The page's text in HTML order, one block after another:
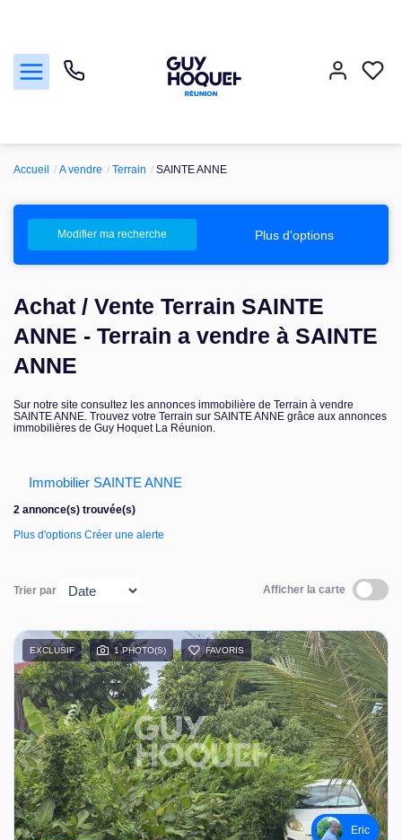
Vendre
Faire gérer
Nos agences
Nous contacter
Accueil A vendre Terrain SAINTE ANNE
Modifier ma recherche Plus d'options
Achat / Vente Terrain SAINTE
ANNE - Terrain a vendre à SAINTE
ANNE
Sur notre site consultez les annonces immobilière de Terrain à vendre
SAINTE ANNE. Trouvez votre Terrain sur SAINTE ANNE grâce aux annonces
immobilières de Guy Hoquet La Réunion.
Immobilier SAINTE ANNE
2 annonce(s) trouvée(s)
Plus d'options Créer une alerte
Trier par Afficher la carte
EXCLUSIF 1 PHOTO(S) FAVORIS
Eric